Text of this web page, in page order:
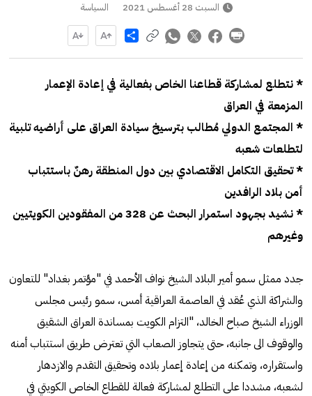
السبت 28 أغسطس 2021 السياسة
Share
* نتطلع لمشاركة قطاعنا الخاص بفعالية في إعادة الإعمار
المزمعة في العراق
* المجتمع الدولي مُطالب بترسيخ سيادة العراق على أراضيه تلبية
لتطلعات شعبه
* تحقيق التكامل الاقتصادي بين دول المنطقة رهنٌ باستتباب
أمن بلاد الرافدين
* نشيد بجهود استمرار البحث عن 328 من المفقودين الكويتيين
وغيرهم
جدد ممثل سمو أمير البلاد الشيخ نواف الأحمد في "مؤتمر بغداد" للتعاون
والشراكة الذي عُقد في العاصمة العراقية أمس، سمو رئيس مجلس
الوزراء الشيخ صباح الخالد، "التزام الكويت بمساندة العراق الشقيق
والوقوف الى جانبه، حتى يتجاوز الصعاب التي تعترض طريق استتباب أمنه
واستقراره، وتمكنه من إعادة إعمار بلاده وتحقيق التقدم والازدهار
لشعبه، مشددا على التطلع لمشاركة فعالة للقطاع الخاص الكويتي في